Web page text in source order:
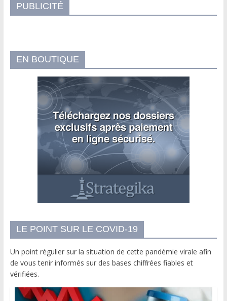
PUBLICITÉ
EN BOUTIQUE
LE POINT SUR LE COVID-19
Un point régulier sur la situation de cette pandémie virale afin
de vous tenir informés sur des bases chiffrées fiables et
vérifiées.